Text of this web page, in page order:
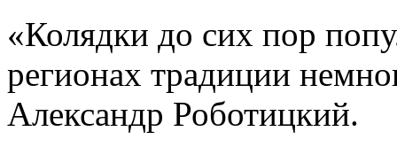
«Колядки до сих пор
регионах традиции
Александр Роботицкий.